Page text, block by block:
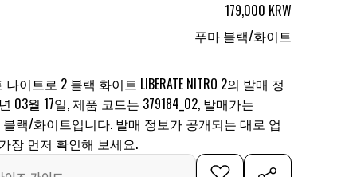
179,000 KRW
푸마 블랙/화이트
이트로 2 블랙 화이트 LIBERATE NITRO 2의 발매 정
03월 17일, 제품 코드는 379184_02, 발매가는
블랙/화이트입니다. 발매 정보가 공개되는 대로 업
장 먼저 확인해 보세요.